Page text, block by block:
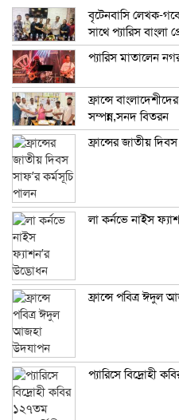
বৃটেনবাসি লেখক-
সাথে প্যারিস বাংলা
প্যারিস মাতালেন
ফ্রান্সে
সম্পন্ন,সনদ বিতরন
ফ্রান্সের জাতীয়
লা কর্নভে নাইস
ফ্রান্সে পবিত্র ঈদুল
প্যারিসে বিদ্রোহী